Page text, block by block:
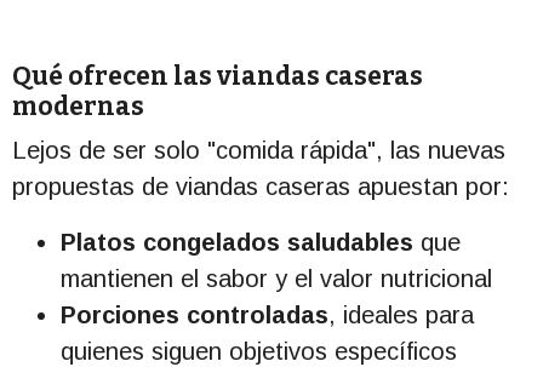
Qué ofrecen las viandas caseras
modernas
Lejos de ser solo "comida rápida", las nuevas
propuestas de viandas caseras apuestan por:
Platos congelados saludables que
mantienen el sabor y el valor nutricional
Porciones controladas, ideales para
quienes siguen objetivos específicos